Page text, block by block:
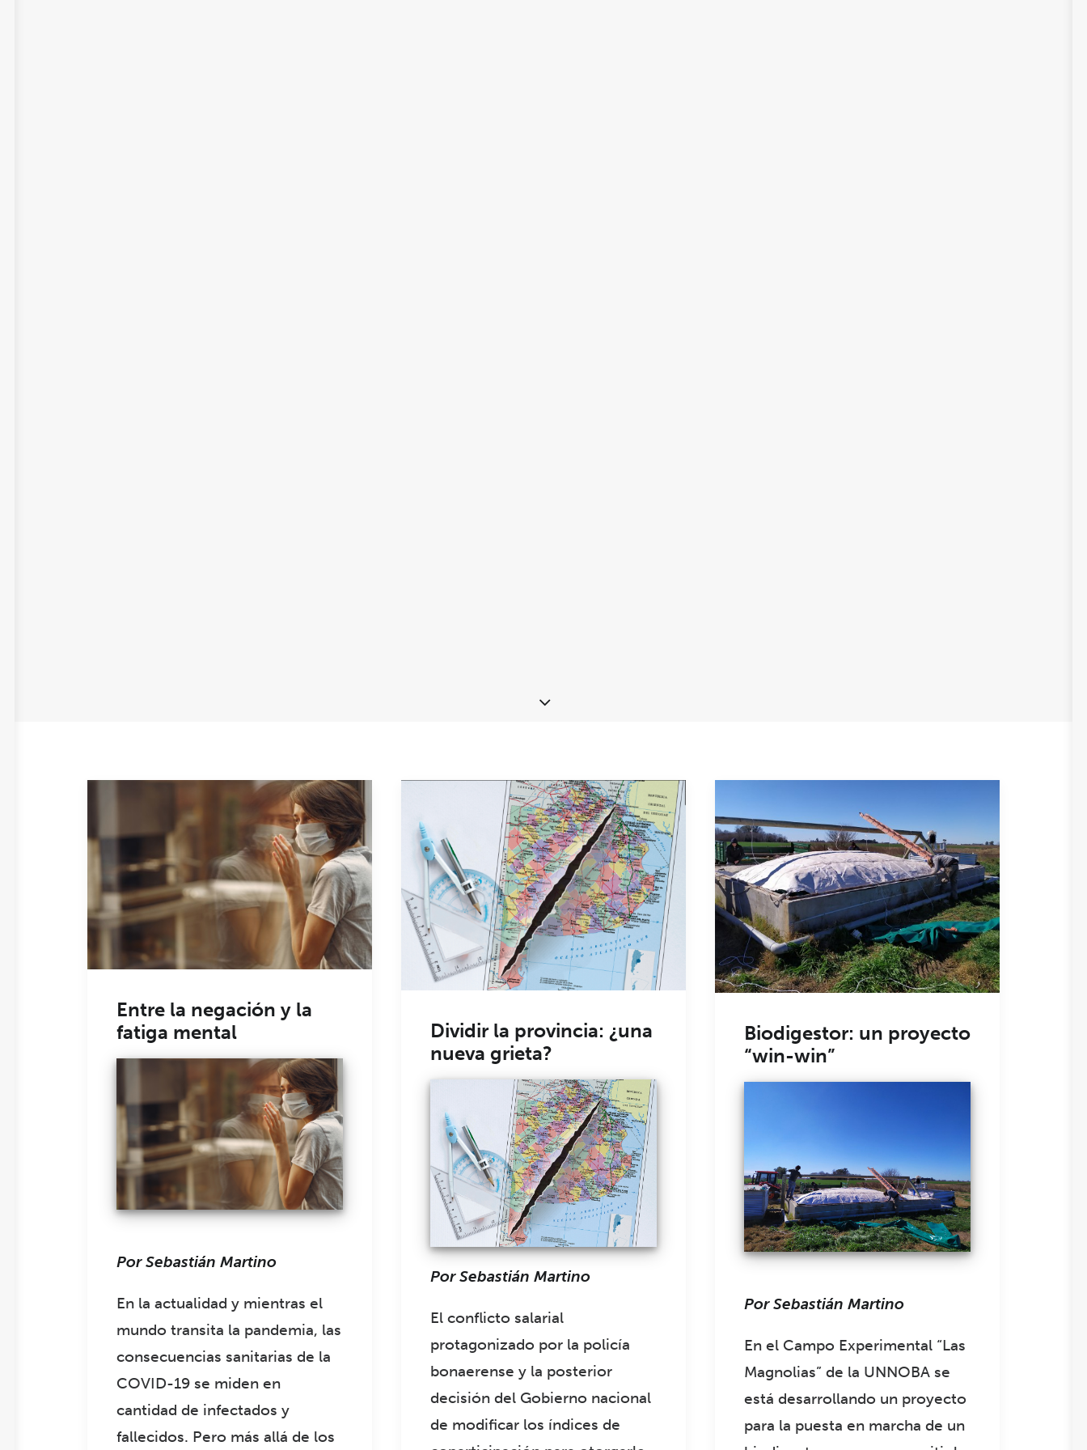
Entre la negación y la
fatiga mental
Por Sebastián Martino
En la actualidad y mientras el
mundo transita la pandemia, las
consecuencias sanitarias de la
COVID-19 se miden en
cantidad de infectados y
fallecidos. Pero más allá de los
Dividir la provincia: ¿una
nueva grieta?
Por Sebastián Martino
El conflicto salarial
protagonizado por la policía
bonaerense y la posterior
decisión del Gobierno nacional
de modificar los índices de
Biodigestor: un proyecto
“win-win”
Por Sebastián Martino
En el Campo Experimental “Las
Magnolias” de la UNNOBA se
está desarrollando un proyecto
para la puesta en marcha de un